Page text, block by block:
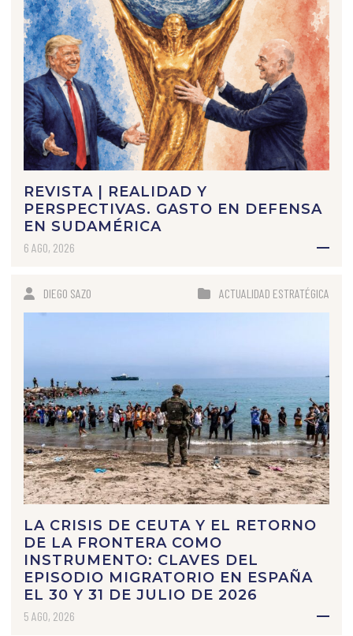
REVISTA | REALIDAD Y
PERSPECTIVAS. GASTO EN DEFENSA
EN SUDAMÉRICA
6 AGO, 2026
DIEGO SAZO ACTUALIDAD ESTRATÉGICA
LA CRISIS DE CEUTA Y EL RETORNO
DE LA FRONTERA COMO
INSTRUMENTO: CLAVES DEL
EPISODIO MIGRATORIO EN ESPAÑA
EL 30 Y 31 DE JULIO DE 2026
5 AGO, 2026